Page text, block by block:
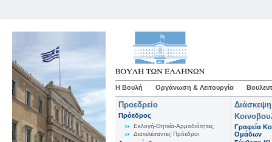
Η Βουλή Οργάνωση & Λειτουργία
Προεδρείο
Πρόεδρος
Εκλογή-Θητεία-Αρμοδιότητες
Διατελέσαντες Πρόεδροι
Γραφεία
Ομάδων